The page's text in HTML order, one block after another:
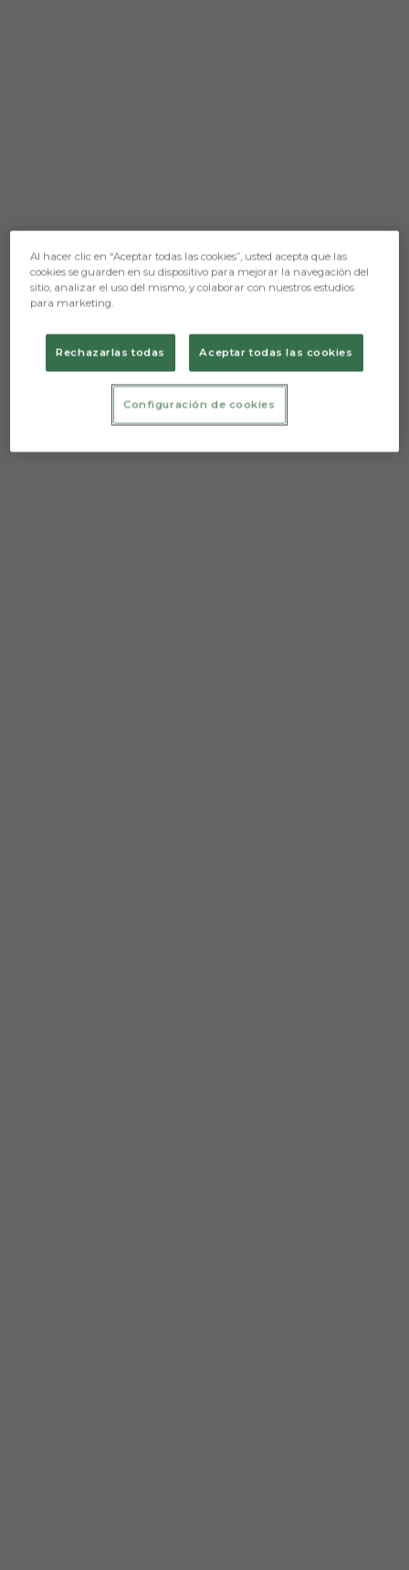
Al hacer clic en “Aceptar todas las cookies”, usted acepta que las
cookies se guarden en su dispositivo para mejorar la navegación del
sitio, analizar el uso del mismo, y colaborar con nuestros estudios
para marketing.
Rechazarlas todas Aceptar todas las cookies
Configuración de cookies